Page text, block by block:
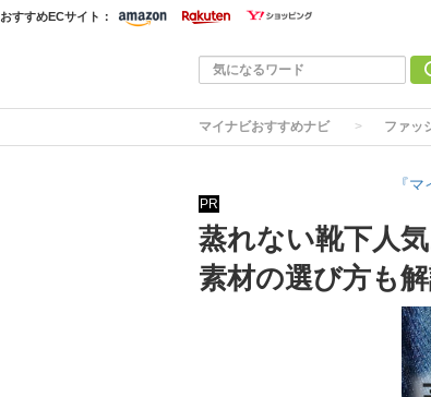
おすすめECサイト：
マイナビおすすめナビ ファッ
『
PR
蒸れない靴下人
素材の選び方も解